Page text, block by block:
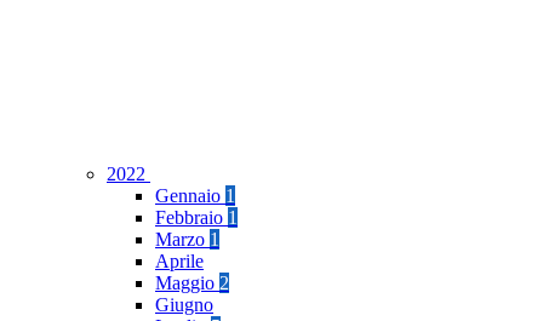
2022
Gennaio 1
Febbraio 1
Marzo 1
Aprile
Maggio 2
Giugno